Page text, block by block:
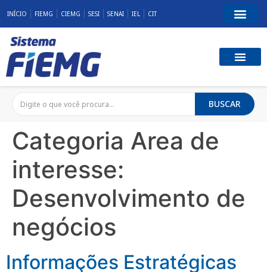
INÍCIO FIEMG CIEMG SESI SENAI IEL CIT
BUSCAR
Categoria Area de
interesse:
Desenvolvimento de
negócios
Informações Estratégicas